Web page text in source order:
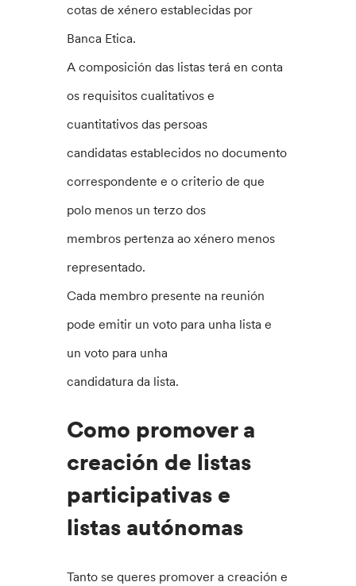
cotas de xénero establecidas por
Banca Etica.
A composición das listas terá en conta
os requisitos cualitativos e
cuantitativos das persoas
candidatas establecidos no documento
correspondente e o criterio de que
polo menos un terzo dos
membros pertenza ao xénero menos
representado.
Cada membro presente na reunión
pode emitir un voto para unha lista e
un voto para unha
candidatura da lista.
Como promover a
creación de listas
participativas e
listas autónomas
Tanto se queres promover a creación e